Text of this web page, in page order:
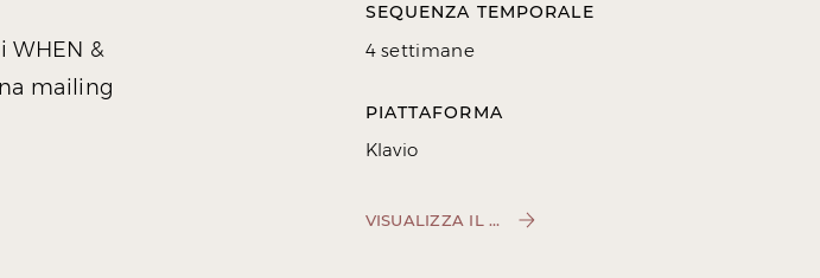
WHEN &
mailing
SEQUENZA TEMPORALE
4 settimane
PIATTAFORMA
Klavio
VISUALIZZA IL SITO